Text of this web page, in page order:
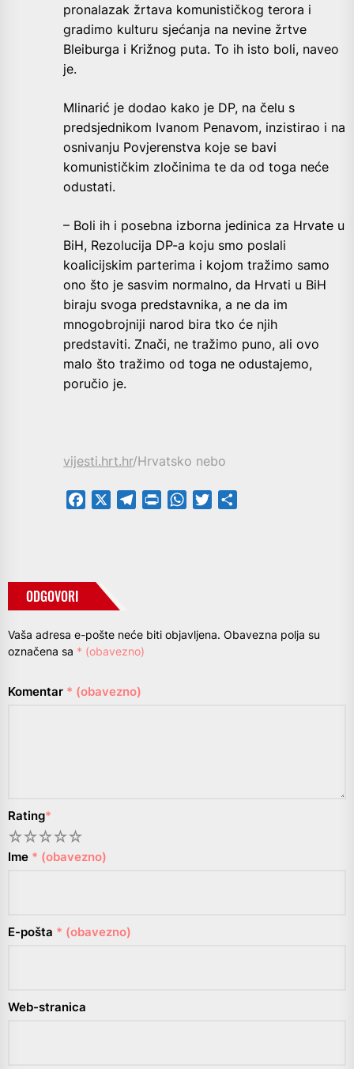
pronalazak žrtava komunističkog terora i
gradimo kulturu sjećanja na nevine žrtve
Bleiburga i Križnog puta. To ih isto boli, naveo
je.
Mlinarić je dodao kako je DP, na čelu s
predsjednikom Ivanom Penavom, inzistirao i na
osnivanju Povjerenstva koje se bavi
komunističkim zločinima te da od toga neće
odustati.
– Boli ih i posebna izborna jedinica za Hrvate u
BiH, Rezolucija DP-a koju smo poslali
koalicijskim parterima i kojom tražimo samo
ono što je sasvim normalno, da Hrvati u BiH
biraju svoga predstavnika, a ne da im
mnogobrojniji narod bira tko će njih
predstaviti. Znači, ne tražimo puno, ali ovo
malo što tražimo od toga ne odustajemo,
poručio je.
vijesti.hrt.hr/Hrvatsko nebo
Facebook TelegramPrintFriendly
WhatsApp
Twitter
ODGOVORI
Vaša adresa e-pošte neće biti objavljena. Obavezna polja su
označena sa * (obavezno)
Komentar * (obavezno)
Rating*
5
4
3
2
Ime * (obavezno)
E-pošta * (obavezno)
Web-stranica